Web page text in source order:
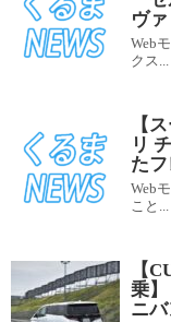
ヴ
Web
クス...
【
リ
た
Web
こと...
【
乗
ニバ